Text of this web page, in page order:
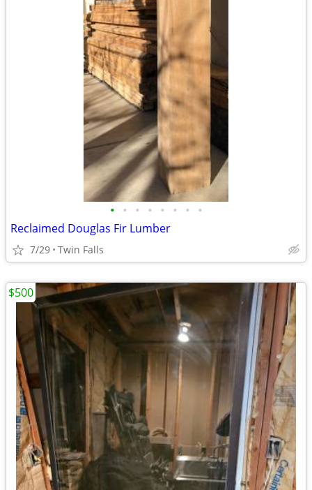
• • • • • • • •
Reclaimed Douglas Fir Lumber
7/29 Twin Falls
$500